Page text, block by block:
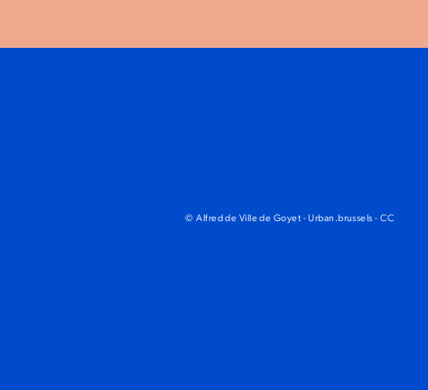
© Alfred de Ville de Goyet - Urban.brussels - CC